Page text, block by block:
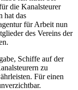
die Kanalsteurer
hat das
für Arbeit nun
des Vereins der
Schiffe auf der
zu
Für einen